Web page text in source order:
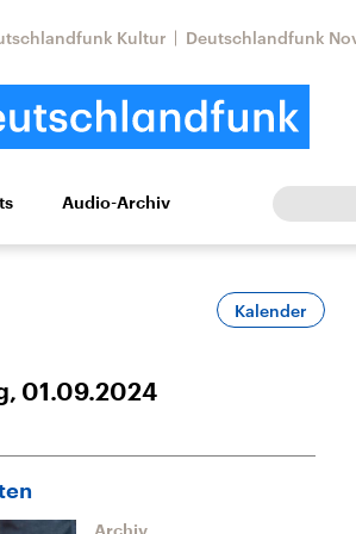
Kultur Deutschlandfunk
Kultur Europa
Lage und
Audio-Archiv
Kalender
01.09.2024
Archiv